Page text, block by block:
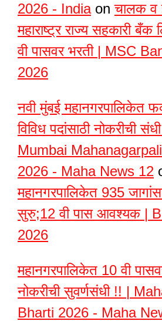
2026 - Indiaonचालक व
महाराष्ट्र राज्य सहकारी
वी पासवर भरती | MSC
2026
नवी मुंबई महानगरपालिकेत
विविध पदांसाठी नोकरीची
Mumbai
2026 - Maha News 12
महानगरपालिकेत 935
सुरु;12 वी पास आवश्यक |
2026
महानगरपालिकेत 10 वी
नोकरीची सुवर्णसंधी !! |
Bharti 2026 - Maha